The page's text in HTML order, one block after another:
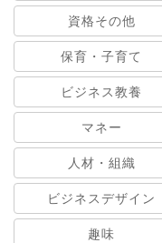
資格その他
保育・子育て
ビジネス教養
マネー
人材・組織
ビジネスデザイン
趣味